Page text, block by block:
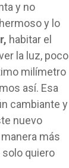
y no
y lo
habitar el
la luz, poco
milímetro
así. Esa
cambiante y
nuevo
más
solo quiero